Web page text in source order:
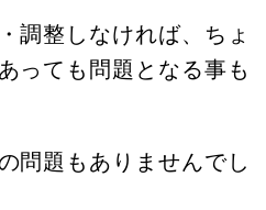
調整しなければ、ちょ
っても問題となる事も
問題もありませんでし